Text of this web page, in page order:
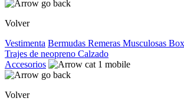
Volver
Vestimenta Bermudas Remeras Musculosas
Trajes de neopreno Calzado
Accesorios
Volver